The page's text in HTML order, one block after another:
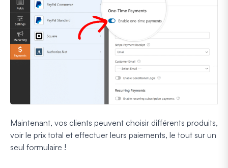
Maintenant, vos clients peuvent choisir différents produits,
voir le prix total et effectuer leurs paiements, le tout sur un
seul formulaire !